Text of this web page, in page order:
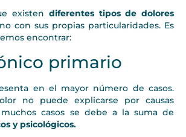
existen diferentes tipos de dolores
con sus propias particularidades. Es
encontrar:
primario
en el mayor número de casos.
no puede explicarse por causas
casos se debe a la suma de
y psicológicos.